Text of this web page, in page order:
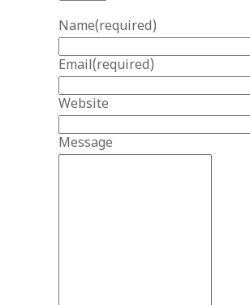
Name(required)
Email(required)
Website
Message